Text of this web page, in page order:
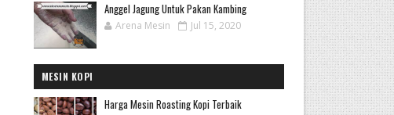
Anggel Jagung Untuk Pakan Kambing
Arena Mesin Jul 15, 2020
MESIN KOPI
Harga Mesin Roasting Kopi Terbaik